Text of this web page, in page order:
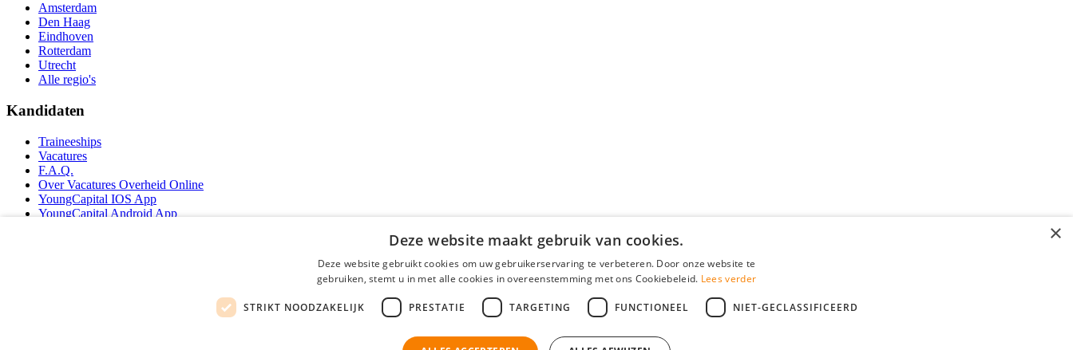
Amsterdam
Den Haag
Eindhoven
Rotterdam
Utrecht
Alle regio's
Kandidaten
Traineeships
Vacatures
F.A.Q.
Over Vacatures Overheid Online
YoungCapital IOS App
YoungCapital Android App
×
Deze website maakt gebruik van cookies.
Deze website gebruikt cookies om uw gebruikerservaring te verbeteren. Door onze website te
gebruiken, stemt u in met alle cookies in overeenstemming met ons Cookiebeleid. Lees verder
STRIKT NOODZAKELIJK PRESTATIE TARGETING FUNCTIONEEL NIET-GECLASSIFICEERD